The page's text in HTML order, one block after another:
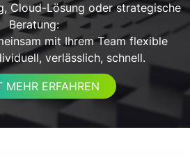
Cloud-Lösung oder strategische
Beratung:
mit Ihrem Team flexible
verlässlich, schnell.
MEHR ERFAHREN